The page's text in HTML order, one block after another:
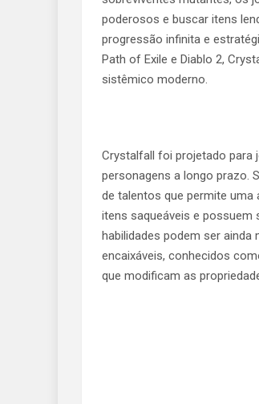
poderosos e buscar itens
progressão infinita e
Path of Exile e Diablo 2,
sistêmico moderno.
Crystalfall foi projetado para
personagens a longo prazo.
de talentos que permite uma
itens saqueáveis ​​e possuem
habilidades podem ser
encaixáveis, conhecidos
que modificam as